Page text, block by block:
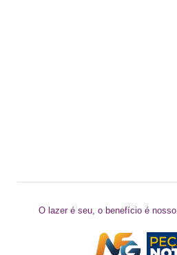
O lazer é seu, o benefício é